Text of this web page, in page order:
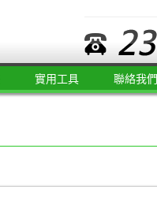
實用工具 聯絡我們